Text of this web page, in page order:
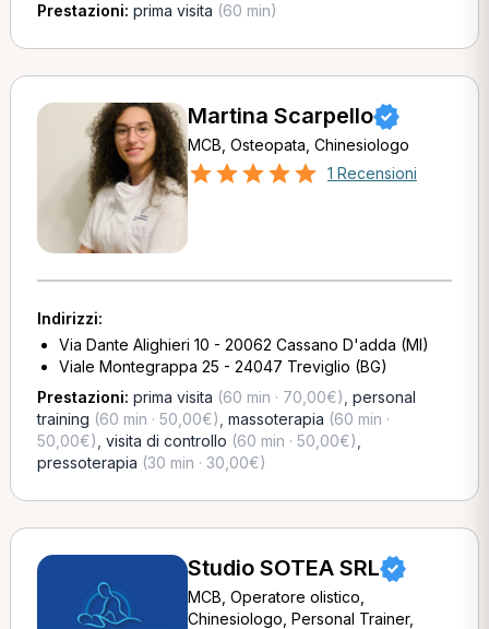
Prestazioni: prima visita (60 min)
Martina Scarpello
MCB, Osteopata, Chinesiologo
1 Recensioni
Indirizzi:
Via Dante Alighieri 10 - 20062 Cassano D'adda (MI)
Viale Montegrappa 25 - 24047 Treviglio (BG)
Prestazioni: prima visita (60 min · 70,00€) personal
training (60 min · 50,00€) massoterapia (60 min ·
50,00€) visita di controllo (60 min · 50,00€)
pressoterapia (30 min · 30,00€)
Studio SOTEA SRL
MCB, Operatore olistico,
Chinesiologo, Personal Trainer,